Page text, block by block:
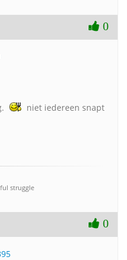
0
niet iedereen snapt
struggle
0